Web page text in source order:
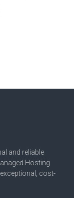
and reliable
Hosting
cost-